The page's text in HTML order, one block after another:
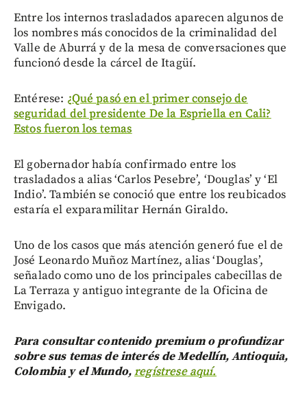
Entre los internos trasladados aparecen algunos de
los nombres más conocidos de la criminalidad del
Valle de Aburrá y de la mesa de conversaciones que
funcionó desde la cárcel de Itagüí.
Entérese: ¿Qué pasó en el primer consejo de
seguridad del presidente De la Espriella en Cali?
Estos fueron los temas
El gobernador había confirmado entre los
trasladados a alias ‘Carlos Pesebre’, ‘Douglas’ y ‘El
Indio’. También se conoció que entre los reubicados
estaría el exparamilitar Hernán Giraldo.
Uno de los casos que más atención generó fue el de
José Leonardo Muñoz Martínez, alias ‘Douglas’,
señalado como uno de los principales cabecillas de
La Terraza y antiguo integrante de la Oficina de
Envigado.
Para consultar contenido premium o profundizar
sobre sus temas de interés de Medellín, Antioquia,
Colombia y el Mundo,regístrese aquí.